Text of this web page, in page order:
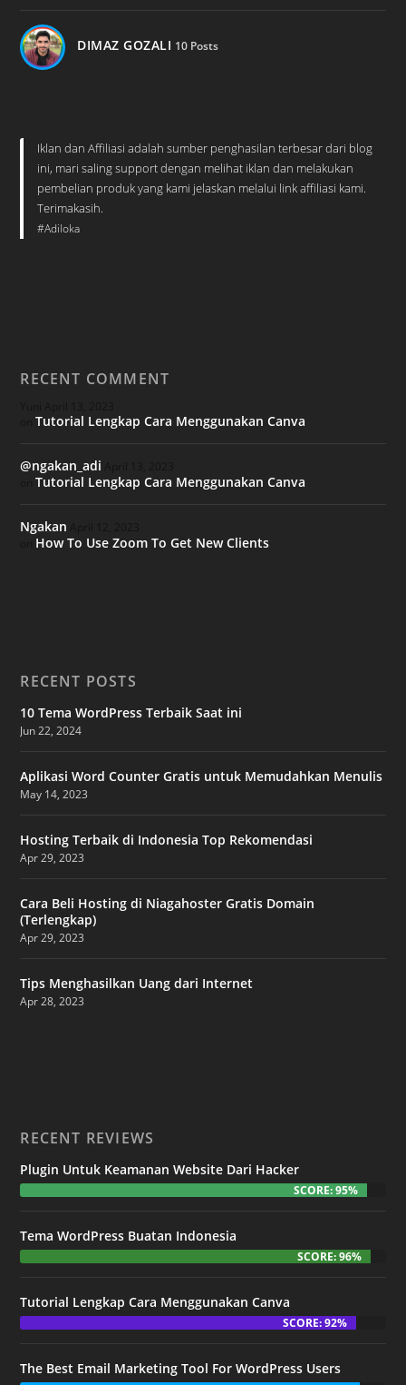
DIMAZ GOZALI 10 Posts
Iklan dan Affiliasi adalah sumber penghasilan terbesar dari blog
ini, mari saling support dengan melihat iklan dan melakukan
pembelian produk yang kami jelaskan melalui link affiliasi kami.
Terimakasih.
#Adiloka
RECENT COMMENT
onTutorial Lengkap Cara Menggunakan Canva
@ngakan_adi
onTutorial Lengkap Cara Menggunakan Canva
Ngakan
How To Use Zoom To Get New Clients
RECENT POSTS
10 Tema WordPress Terbaik Saat ini
Jun 22, 2024
Aplikasi Word Counter Gratis untuk Memudahkan Menulis
May 14, 2023
Hosting Terbaik di Indonesia Top Rekomendasi
Apr 29, 2023
Cara Beli Hosting di Niagahoster Gratis Domain
(Terlengkap)
Apr 29, 2023
Tips Menghasilkan Uang dari Internet
Apr 28, 2023
RECENT REVIEWS
Plugin Untuk Keamanan Website Dari Hacker
SCORE: 95%
Tema WordPress Buatan Indonesia
SCORE: 96%
Tutorial Lengkap Cara Menggunakan Canva
SCORE: 92%
The Best Email Marketing Tool For WordPress Users